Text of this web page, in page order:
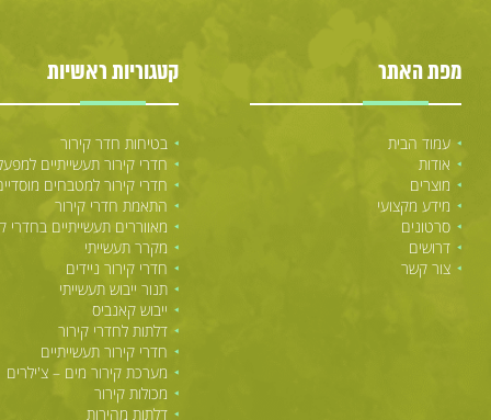
מפת האתר
עמוד הבית
אודות
מוצרים
מידע מקצועי
סרטונים
דרושים
צור קשר
קטגוריות ראשיות
בטיחות חדר קירור
חדרי קירור תעשייתיים
חדרי קירור למטבחים
התאמת חדרי קירור
מאווררים תעשייתיים בחדרי
מקרר תעשייתי
חדרי קירור ניידים
תנור ייבוש תעשייתי
ייבוש קאנביס
דלתות לחדרי קירור
חדרי קירור תעשייתיים
מערכת קירור מים – צ'ילרים
מכולות קירור
דלתות מהירות